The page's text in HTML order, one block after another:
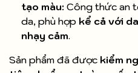
tạo màu: Công thức an
da, phù hợp kể cả với
nhạy cảm.
Sản phẩm đã được kiểm